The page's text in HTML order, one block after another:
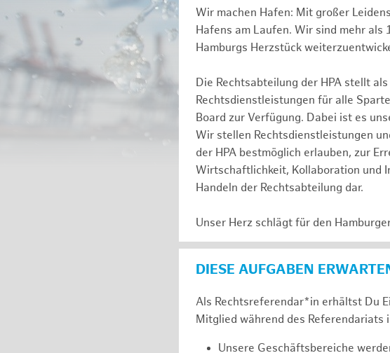
Wir machen Hafen: Mit großer
Hafens am Laufen. Wir sind mehr
Hamburgs Herzstück
Die Rechtsabteilung der HPA stellt
Rechtsdienstleistungen für alle
Board zur Verfügung. Dabei ist es
Wir stellen Rechtsdienstleistungen
der HPA bestmöglich erlauben, zur
Wirtschaftlichkeit, Kollaboration und
Handeln der Rechtsabteilung dar.
Unser Herz schlägt für den
DIESE AUFGABEN
Als Rechtsreferendar*in erhältst Du
Mitglied während des Referendariats
Unsere Geschäftsbereiche